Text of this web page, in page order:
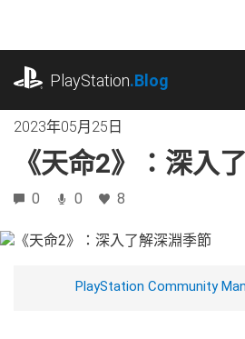
內
PlayStation.Blog
2023年05月25日
《天命2》：深入
0 0 8
PlayStation Community